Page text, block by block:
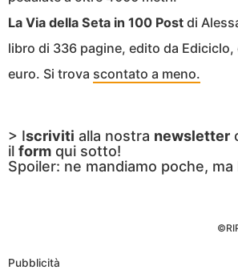
La Via della Seta in 100 Post di
libro di 336 pagine, edito da Ediciclo,
euro. Si trova scontato a meno.
> Iscriviti alla nostra newsletter
il form qui sotto!
Spoiler: ne mandiamo poche, ma
Pubblicità